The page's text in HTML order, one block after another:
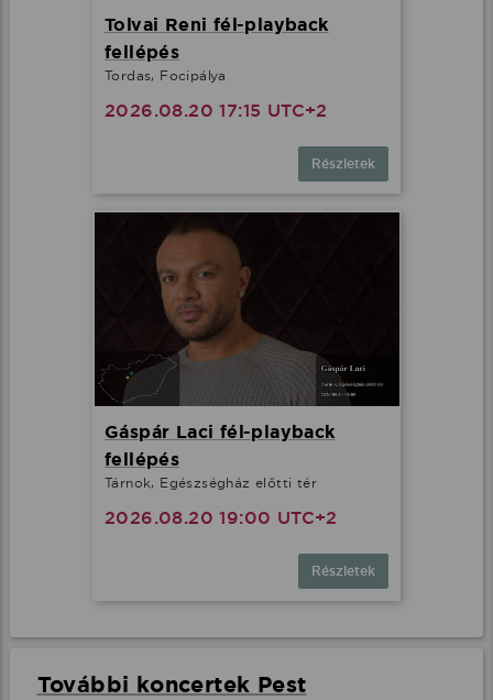
Tolvai Reni fél-playback
fellépés
Tordas, Focipálya
2026.08.20 17:15 UTC+2
Részletek
Gáspár Laci fél-playback
fellépés
Tárnok, Egészségház előtti tér
2026.08.20 19:00 UTC+2
Részletek
További koncertek Pest